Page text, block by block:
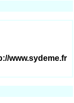
www.sydeme.fr